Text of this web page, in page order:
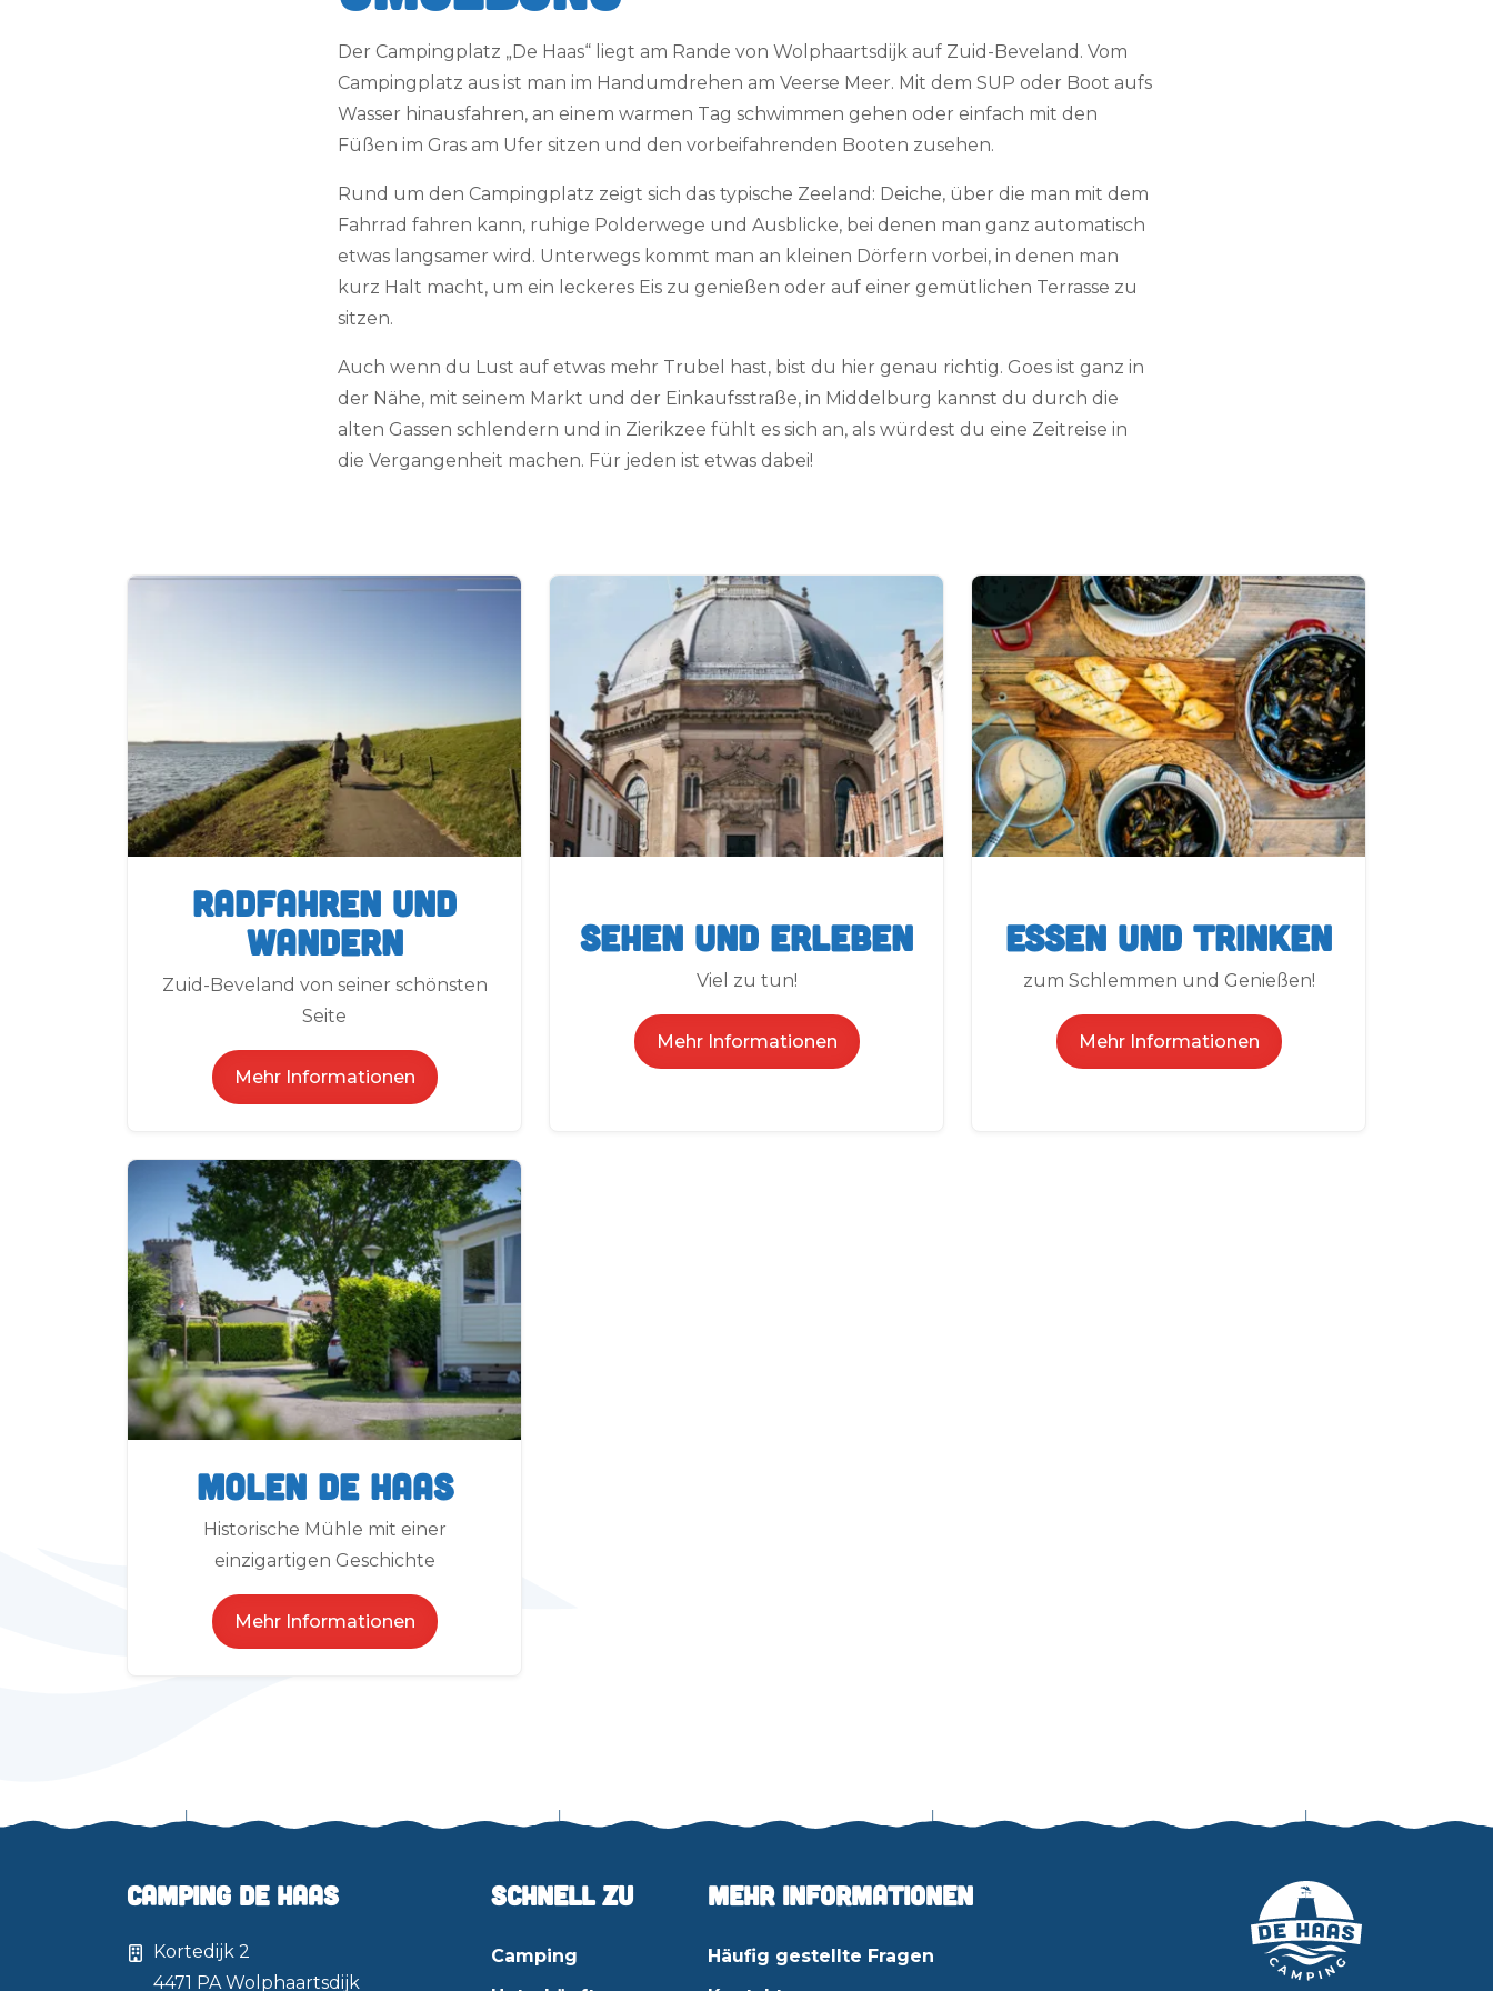
Der Campingplatz „De Haas“ liegt am Rande von Wolphaartsdijk auf Zuid-Beveland. Vom
Campingplatz aus ist man im Handumdrehen am Veerse Meer. Mit dem SUP oder Boot aufs
Wasser hinausfahren, an einem warmen Tag schwimmen gehen oder einfach mit den
Füßen im Gras am Ufer sitzen und den vorbeifahrenden Booten zusehen.
Rund um den Campingplatz zeigt sich das typische Zeeland: Deiche, über die man mit dem
Fahrrad fahren kann, ruhige Polderwege und Ausblicke, bei denen man ganz automatisch
etwas langsamer wird. Unterwegs kommt man an kleinen Dörfern vorbei, in denen man
kurz Halt macht, um ein leckeres Eis zu genießen oder auf einer gemütlichen Terrasse zu
sitzen.
Auch wenn du Lust auf etwas mehr Trubel hast, bist du hier genau richtig. Goes ist ganz in
der Nähe, mit seinem Markt und der Einkaufsstraße, in Middelburg kannst du durch die
alten Gassen schlendern und in Zierikzee fühlt es sich an, als würdest du eine Zeitreise in
die Vergangenheit machen. Für jeden ist etwas dabei!
Radfahren und
Wandern
Zuid-Beveland von seiner schönsten
Seite
Mehr Informationen
Sehen und Erleben
Viel zu tun!
Mehr Informationen
Essen und Trinken
zum Schlemmen und Genießen!
Mehr Informationen
Molen de Haas
Historische Mühle mit einer
einzigartigen Geschichte
Mehr Informationen
Camping de Haas
Kortedijk 2
4471 PA Wolphaartsdijk
Schnell zu
Camping
Mehr Informationen
Häufig gestellte Fragen